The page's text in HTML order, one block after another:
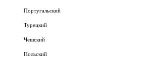
Португальский
Турецкий
Чешский
Польский